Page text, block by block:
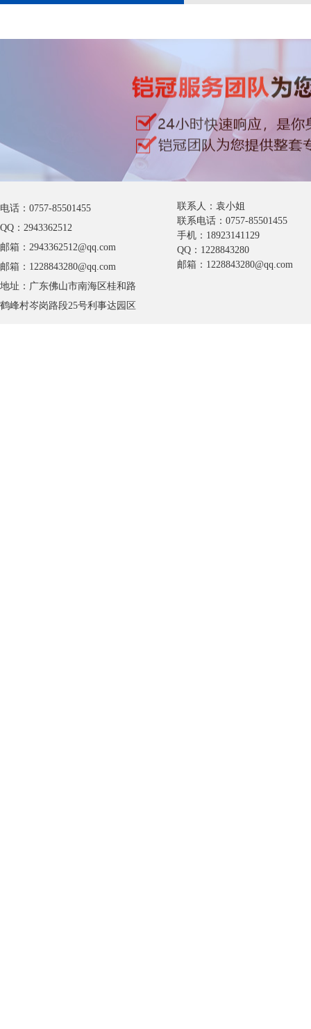
电话：0757-85501455
QQ：2943362512
邮箱：2943362512@qq.com
邮箱：1228843280@qq.com
地址：广东佛山市南海区桂和路
鹤峰村岑岗路段25号利事达园区
联系人：袁小姐
联系电话：0757-85501455
手机：18923141129
QQ：1228843280
邮箱：1228843280@qq.com